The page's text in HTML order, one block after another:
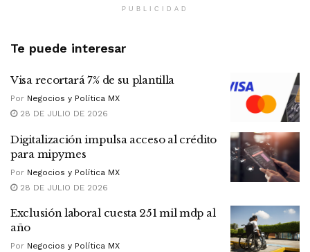
PUBLICIDAD
Te puede interesar
Visa recortará 7% de su plantilla
Por Negocios y Política MX
28 DE JULIO DE 2026
Digitalización impulsa acceso al crédito
para mipymes
Por Negocios y Política MX
28 DE JULIO DE 2026
Exclusión laboral cuesta 251 mil mdp al
año
Por Negocios y Política MX